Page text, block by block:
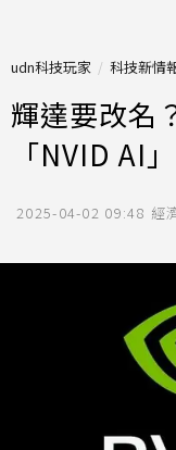
udn科技玩家 科技新情
輝達要改名
「NVID AI」
2025-04-02 09:48 經